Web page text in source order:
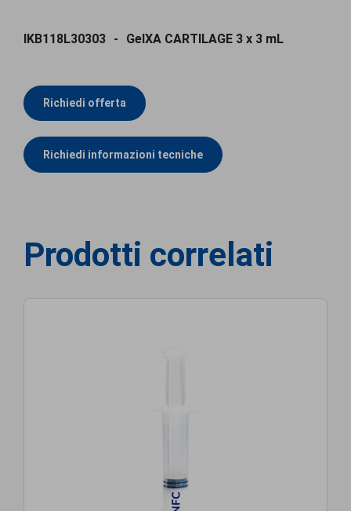
IKB118L30303 GelXA CARTILAGE 3 x 3 mL
Richiedi offerta
Richiedi informazioni tecniche
Prodotti correlati